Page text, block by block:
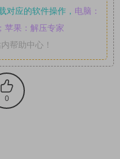
对应的软件操作， 电脑：
果：解压专家
帮助中心！
0